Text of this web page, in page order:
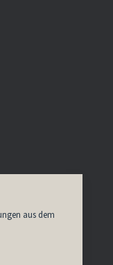
aus dem